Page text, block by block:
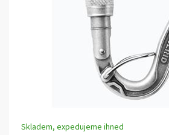
Skladem, expedujeme ihned